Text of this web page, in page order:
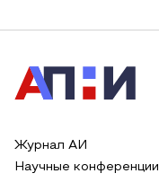
Журнал АИ
Научные конференции